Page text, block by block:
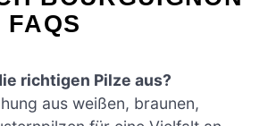
FAQS
richtigen Pilze aus?
aus weißen, braunen,